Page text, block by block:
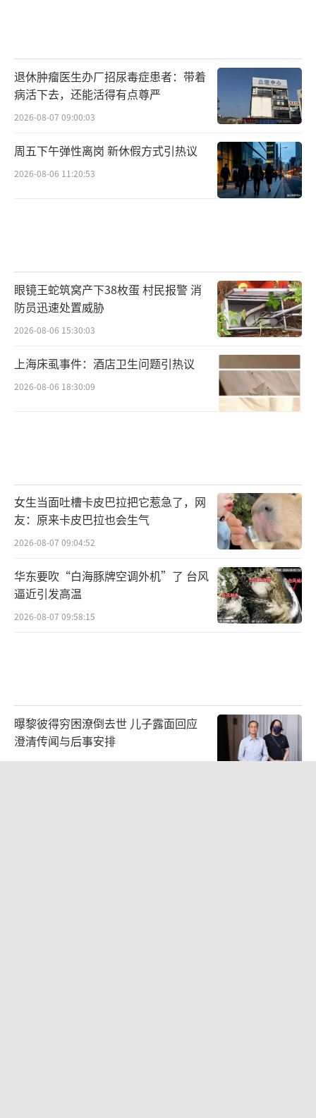
退休肿瘤医生办厂招尿毒症患者：带着
病活下去，还能活得有点尊严
2026-08-07 09:00:03
周五下午弹性离岗 新休假方式引热议
2026-08-06 11:20:53
眼镜王蛇筑窝产下38枚蛋 村民报警 消
防员迅速处置威胁
2026-08-06 15:30:03
上海床虱事件：酒店卫生问题引热议
2026-08-06 18:30:09
女生当面吐槽卡皮巴拉把它惹急了，网
友：原来卡皮巴拉也会生气
2026-08-07 09:04:52
华东要吹“白海豚牌空调外机”了 台风
逼近引发高温
2026-08-07 09:58:15
曝黎彼得穷困潦倒去世 儿子露面回应
澄清传闻与后事安排
2026-08-06 20:57:16